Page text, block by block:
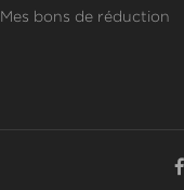
Mes bons de réduction